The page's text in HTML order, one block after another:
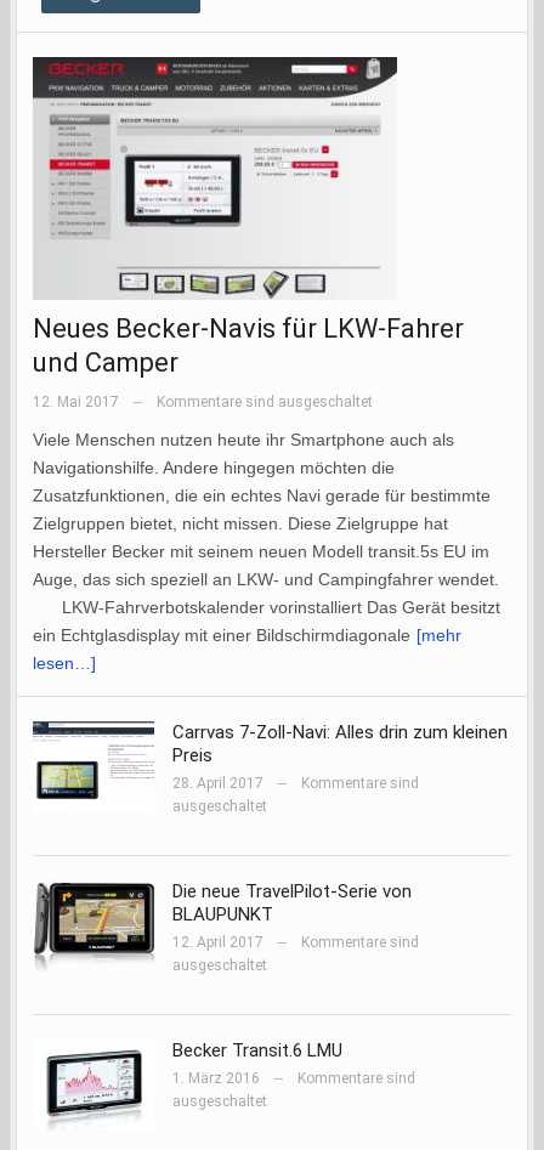
Neues Becker-Navis für LKW-Fahrer
und Camper
12. Mai 2017 — Kommentare sind ausgeschaltet
Viele Menschen nutzen heute ihr Smartphone auch als
Navigationshilfe. Andere hingegen möchten die
Zusatzfunktionen, die ein echtes Navi gerade für bestimmte
Zielgruppen bietet, nicht missen. Diese Zielgruppe hat
Hersteller Becker mit seinem neuen Modell transit.5s EU im
Auge, das sich speziell an LKW- und Campingfahrer wendet.
LKW-Fahrverbotskalender vorinstalliert Das Gerät besitzt
ein Echtglasdisplay mit einer Bildschirmdiagonale [mehr
lesen…]
Carrvas 7-Zoll-Navi: Alles drin zum kleinen
Preis
28. April 2017 —
Kommentare sind
ausgeschaltet
Die neue TravelPilot-Serie von
BLAUPUNKT
12. April 2017 —
Kommentare sind
ausgeschaltet
Becker Transit.6 LMU
1. März 2016 —
Kommentare sind
ausgeschaltet